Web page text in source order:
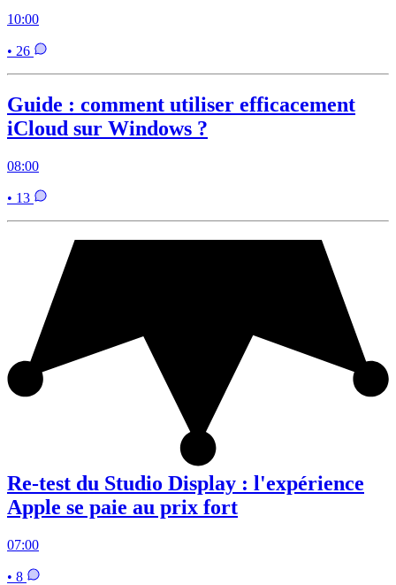
10:00
• 26
Guide : comment utiliser efficacement
iCloud sur Windows ?
08:00
• 13
Re-test du Studio Display : l'expérience
Apple se paie au prix fort
07:00
• 8